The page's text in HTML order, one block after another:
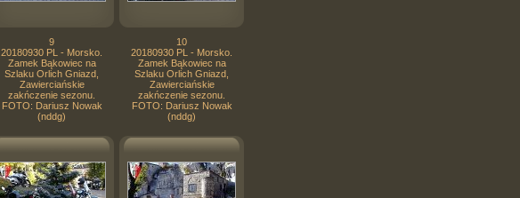
9
20180930 PL - Morsko.
Zamek Bąkowiec na
Szlaku Orlich Gniazd,
Zawierciańskie
zakńczenie sezonu.
FOTO: Dariusz Nowak
(nddg)
10
20180930 PL - Morsko.
Zamek Bąkowiec na
Szlaku Orlich Gniazd,
Zawierciańskie
zakńczenie sezonu.
FOTO: Dariusz Nowak
(nddg)